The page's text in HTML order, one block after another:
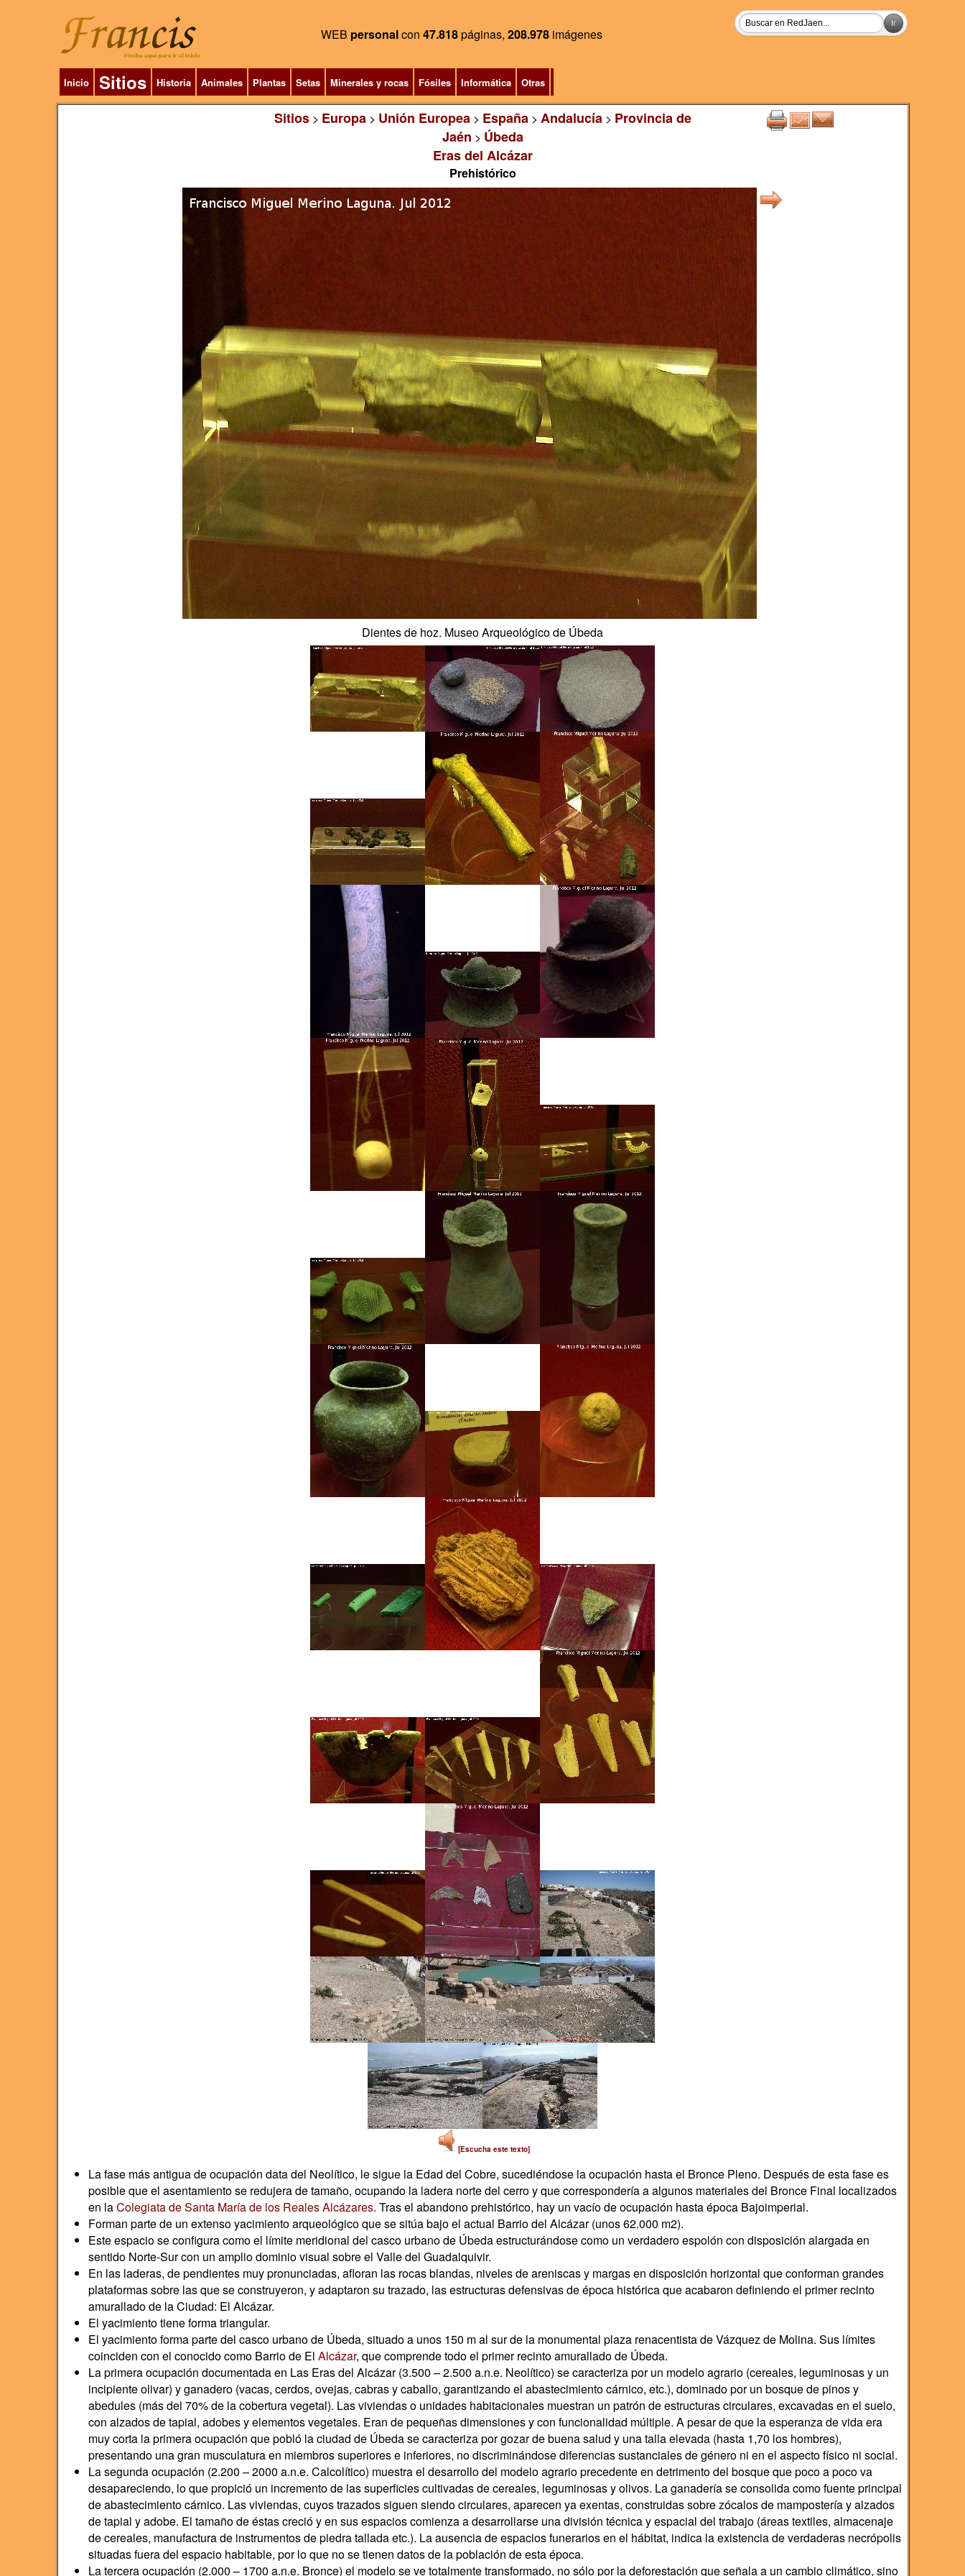
WEB personalcon 47.818páginas, 208.978 imágenes
Inicio Sitios Historia Animales Plantas Setas Minerales y rocas Fósiles Informática Otras
Sitios> Europa> Unión Europea> España> Andalucía> Provincia de
Jaén > Úbeda
Eras del Alcázar
Prehistórico
Dientes de hoz. Museo Arqueológico de Úbeda
[Escucha este texto]
La fase más antigua de ocupación data del Neolítico, le sigue la Edad del Cobre, sucediéndose la ocupación hasta el Bronce Pleno. Después de esta fase es
posible que el asentamiento se redujera de tamaño, ocupando la ladera norte del cerro y que correspondería a algunos materiales del Bronce Final localizados
en laColegiata de Santa María de los Reales Alcázares. Tras el abandono prehistórico, hay un vacío de ocupación hasta época Bajoimperial.
Forman parte de un extenso yacimiento arqueológico que se sitúa bajo el actual Barrio del Alcázar (unos 62.000 m2).
Este espacio se configura como el límite meridional del casco urbano de Úbeda estructurándose como un verdadero espolón con disposición alargada en
sentido Norte-Sur con un amplio dominio visual sobre el Valle del Guadalquivir.
En las laderas, de pendientes muy pronunciadas, afloran las rocas blandas, niveles de areniscas y margas en disposición horizontal que conforman grandes
plataformas sobre las que se construyeron, y adaptaron su trazado, las estructuras defensivas de época histórica que acabaron definiendo el primer recinto
amurallado de la Ciudad: El Alcázar.
El yacimiento tiene forma triangular.
El yacimiento forma parte del casco urbano de Úbeda, situado a unos 150 m al sur de la monumental plaza renacentista de Vázquez de Molina. Sus límites
coinciden con el conocido como Barrio de El Alcázar, que comprende todo el primer recinto amurallado de Úbeda.
La primera ocupación documentada en Las Eras del Alcázar (3.500 – 2.500 a.n.e. Neolítico) se caracteriza por un modelo agrario (cereales, leguminosas y un
incipiente olivar) y ganadero (vacas, cerdos, ovejas, cabras y caballo, garantizando el abastecimiento cárnico, etc.), dominado por un bosque de pinos y
abedules (más del 70% de la cobertura vegetal). Las viviendas o unidades habitacionales muestran un patrón de estructuras circulares, excavadas en el suelo,
con alzados de tapial, adobes y elementos vegetales. Eran de pequeñas dimensiones y con funcionalidad múltiple. A pesar de que la esperanza de vida era
muy corta la primera ocupación que pobló la ciudad de Úbeda se caracteriza por gozar de buena salud y una talla elevada (hasta 1,70 los hombres),
presentando una gran musculatura en miembros superiores e inferiores, no discriminándose diferencias sustanciales de género ni en el aspecto físico ni social.
La segunda ocupación (2.200 – 2000 a.n.e. Calcolítico) muestra el desarrollo del modelo agrario precedente en detrimento del bosque que poco a poco va
desapareciendo, lo que propició un incremento de las superficies cultivadas de cereales, leguminosas y olivos. La ganadería se consolida como fuente principal
de abastecimiento cárnico. Las viviendas, cuyos trazados siguen siendo circulares, aparecen ya exentas, construidas sobre zócalos de mampostería y alzados
de tapial y adobe. El tamaño de éstas creció y en sus espacios comienza a desarrollarse una división técnica y espacial del trabajo (áreas textiles, almacenaje
de cereales, manufactura de instrumentos de piedra tallada etc.). La ausencia de espacios funerarios en el hábitat, indica la existencia de verdaderas necrópolis
situadas fuera del espacio habitable, por lo que no se tienen datos de la población de esta época.
La tercera ocupación (2.000 – 1700 a.n.e. Bronce) el modelo se ve totalmente transformado, no sólo por la deforestación que señala a un cambio climático, sino